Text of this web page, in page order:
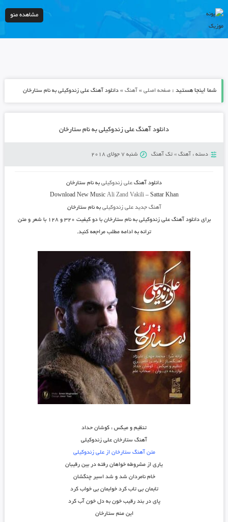
مشاهده منو
شما اینجا هستید : صفحه اصلی» آهنگ» دانلود آهنگ علی زندوکیلی به نام ستارخان
دانلود آهنگ علی زندوکیلی به نام ستارخان
دسته : آهنگ» تک آهنگ شنبه 7 جولای 2018
دانلود آهنگ علی زندوکیلیبه نام ستارخان
Download New Music Ali Zand Vakili– Sattar Khan
آهنگ جدید علی زندوکیلی به نامستارخان
برای دانلود آهنگعلی زندوکیلی به نام ستارخان
با دو کیفیت ۳۲۰ و ۱۲۸ با شعر و متن
ترانه به ادامه مطلب مراجعه کنید.
تنظیم و میکس : کوشان حداد
آهنگ ستارخان علی زندوکیلی
متن آهنگ ستارخان از علی زندوکیلی
یاری از مشروطه خواهان رفته در بین رقیبان
خام نامردان شد و شد اسیر چنگشان
تابمان بی تاب کرد خوابمان بی خواب کرد
پای در بند رقیب خون به دل خون آب کرد
این منم ستارخان